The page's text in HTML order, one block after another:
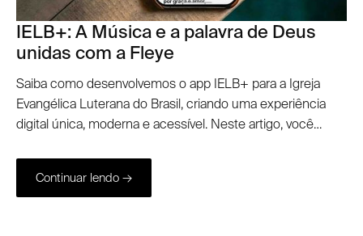
IELB+: A Música e a palavra de Deus
unidas com a Fleye
Saiba como desenvolvemos o app IELB+ para a Igreja
Evangélica Luterana do Brasil, criando uma experiência
digital única, moderna e acessível. Neste artigo, você
digital em um produto robusto e preparado para fortalecer
o engajamento da comunidade luterana.
Continuar lendo →